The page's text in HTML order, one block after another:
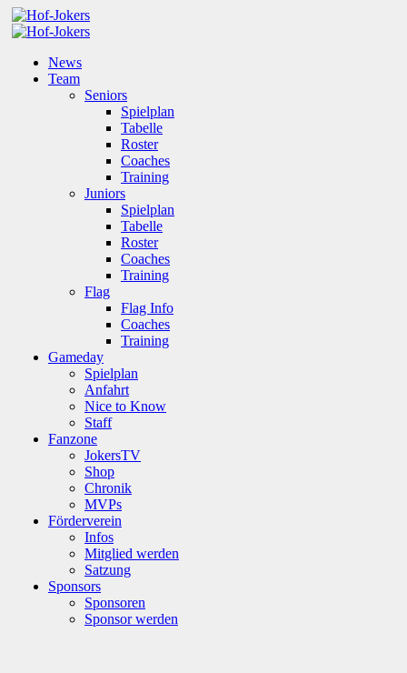
News
Team
Seniors
Spielplan
Tabelle
Roster
Coaches
Training
Juniors
Spielplan
Tabelle
Roster
Coaches
Training
Flag
Flag Info
Coaches
Training
Gameday
Spielplan
Anfahrt
Nice to Know
Staff
Fanzone
JokersTV
Shop
Chronik
MVPs
Förderverein
Infos
Mitglied werden
Satzung
Sponsors
Sponsoren
Sponsor werden